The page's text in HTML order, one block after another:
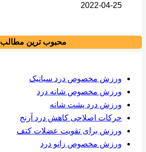
2022-04-25
محبوب ترین مطالب
ورزش مخصوص درد سیاتیک
ورزش مخصوص شانه درد
ورزش درد پشت شانه
حرکات اصلاحی کاهش درد آرنج
ورزش برای تقویت عضلات کتف
ورزش مخصوص زانو درد